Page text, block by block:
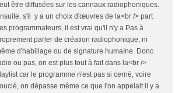
être diffusées sur les cannaux radiophoniques.
s'il y a un choix d'œuvres de la<br /> part
programmateurs, il est vrai qu'il n'y a Pas à
parler de création radiophonique, ni
d'habillage ou de signature humaIne. Donc
ou pas, on est plus tout à fait dans la<br />
car le programme n'est pas si cerné, voire
on dépasse même ce que l'on appelait il y a